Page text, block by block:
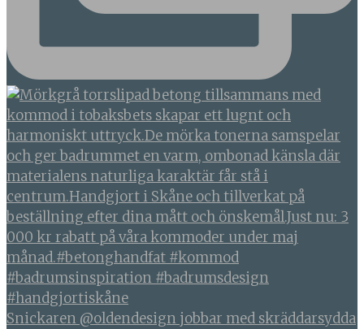
Snickaren @oldendesign jobbar med skräddarsydda